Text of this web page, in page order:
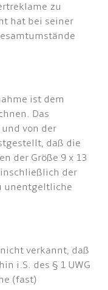
zu
hat bei seiner
ist dem
Das
von der
daß die
der Größe 9 x 13
der
unentgeltliche
verkannt, daß
i.S. des § 1 UWG
(fast)